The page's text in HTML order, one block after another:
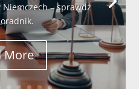
– sprawdź
More